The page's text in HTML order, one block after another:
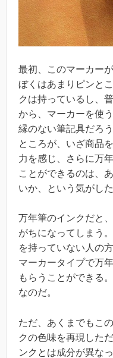
最初、このマーカー
ぼくはあまりピンと
クは持っているし、
から、マーカーを使
縁のない筆記具だろ
ところが、いざ商品
力を感じ、さらに万
ことができるのは、
いか、という気がした
万年筆のインクだと
がちになってしまう
を持っていない人の
マーカータイプで万
もらうことができる
なのだ。
ただ、あくまでもこ
クの色味を再現した
ンクとは成分が異な